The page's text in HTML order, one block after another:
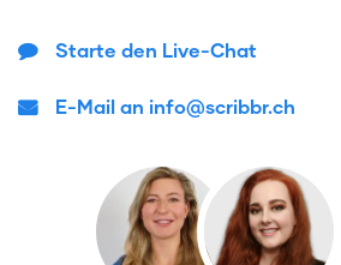
Starte den Live-Chat
E-Mail an info@scribbr.ch